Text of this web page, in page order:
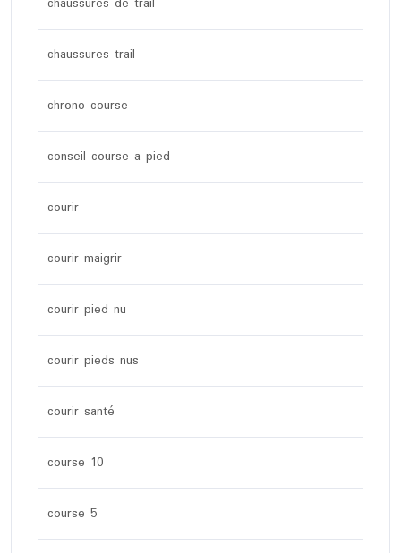
chaussures trail
chrono course
conseil course a pied
courir
courir maigrir
courir pied nu
courir pieds nus
courir santé
course 10
course 5